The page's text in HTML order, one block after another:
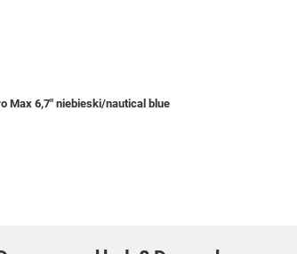
Max 6,7" niebieski/nautical blue